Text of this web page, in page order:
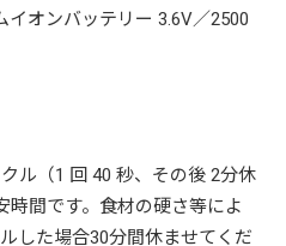
オンバッテリー 3.6V／2500
ル（1 回 40 秒、その後 2分休
時間です。食材の硬さ等によ
した場合30分間休ませてくだ